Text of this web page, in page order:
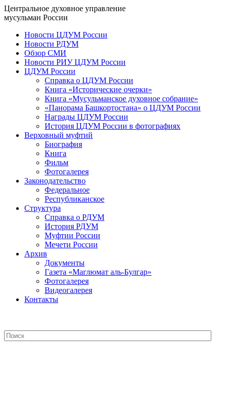
Центральное духовное управление
мусульман России
Новости ЦДУМ России
Новости РДУМ
Обзор СМИ
Новости РИУ ЦДУМ России
ЦДУМ России
Справка о ЦДУМ России
Книга «Исторические очерки»
Книга «Мусульманское духовное собрание»
«Панорама Башкортостана» о ЦДУМ России
Награды ЦДУМ России
История ЦДУМ России в фотографиях
Верховный муфтий
Биография
Книга
Фильм
Фотогалерея
Законодательство
Федеральное
Республиканское
Структура
Справка о РДУМ
История РДУМ
Муфтии России
Мечети России
Архив
Документы
Газета «Маглюмат аль-Булгар»
Фотогалерея
Видеогалерея
Контакты